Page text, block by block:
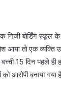
निजी बोर्डिंग स्कूल
आया तो एक
बच्ची 15 दिन पहले
आरोपी बनाया